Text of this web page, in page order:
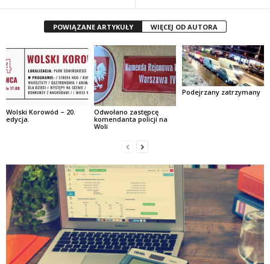
POWIĄZANE ARTYKUŁY WIĘCEJ OD AUTORA
Wolski Korowód – 20.
edycja.
Odwołano zastępcę
komendanta policji na
Woli
Podejrzany zatrzymany